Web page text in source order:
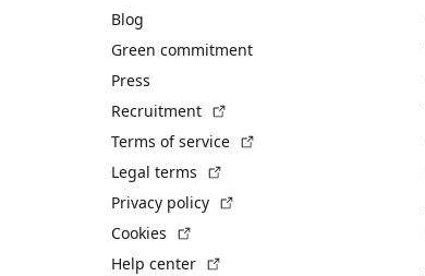
Blog
Green commitment
Press
Recruitment
Terms of service
Legal terms
Privacy policy
Cookies
Help center